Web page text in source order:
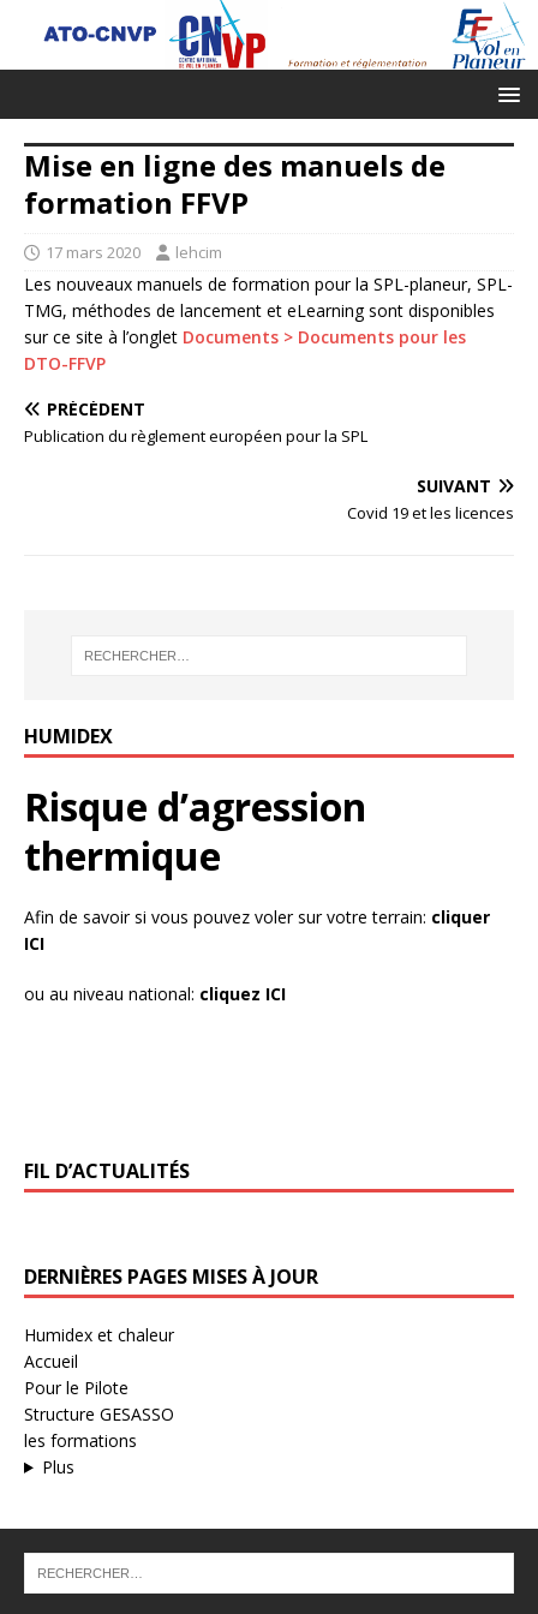
Mise en ligne des manuels de
formation FFVP
17 mars 2020 lehcim
Les nouveaux manuels de formation pour la SPL-planeur, SPL-
TMG, méthodes de lancement et eLearning sont disponibles
sur ce site à l’onglet Documents > Documents pour les
DTO-FFVP
PRÉCÉDENT
Publication du règlement européen pour la SPL
SUIVANT
Covid 19 et les licences
HUMIDEX
Risque d’agression
thermique
Afin de savoir si vous pouvez voler sur votre terrain: cliquer
ICI
ou au niveau national: cliquez ICI
FIL D’ACTUALITÉS
DERNIÈRES PAGES MISES À JOUR
Humidex et chaleur
Accueil
Pour le Pilote
Structure GESASSO
les formations
Plus